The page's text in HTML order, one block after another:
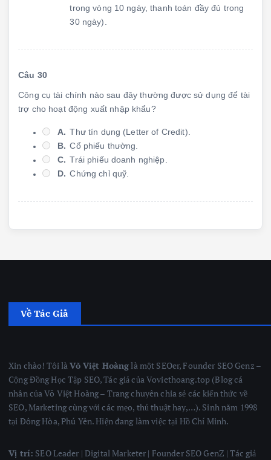
trong vòng 10 ngày, thanh toán đầy đủ trong
30 ngày).
Câu 30
Công cụ tài chính nào sau đây thường được sử dụng để tài
trợ cho hoạt động xuất nhập khẩu?
A. Thư tín dụng (Letter of Credit).
B. Cổ phiếu thường.
C. Trái phiếu doanh nghiệp.
D. Chứng chỉ quỹ.
Về Tác Giả
Xin chào! Tôi làVõ Việt Hoànglà một SEOer, Founder SEO Genz –
Cộng Đồng Học Tập SEO, Tác giả của Voviethoang.top (Blog cá
nhân của Võ Việt Hoàng – Trang chuyên chia sẻ các kiến thức về
SEO, Marketing cùng với các mẹo, thủ thuật hay,…). Sinh năm 1998
tại Đông Hòa, Phú Yên. Hiện đang làm việc tại Hồ Chí Minh.
Vị trí: SEO Leader | Digital Marketer | Founder SEO GenZ | Tác giả